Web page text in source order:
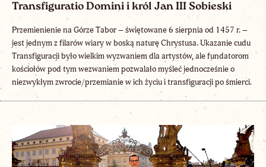
Transfiguratio Domini i król Jan III Sobieski
Przemienienie na Górze Tabor – świętowane 6 sierpnia od 1457 r. –
jest jednym z filarów wiary w boską naturę Chrystusa. Ukazanie cudu
Transfiguracji było wielkim wyzwaniem dla artystów, ale fundatorom
kościołów pod tym wezwaniem pozwalało myśleć jednocześnie o
niezwykłym zwrocie/przemianie w ich życiu i transfiguracji po śmierci.